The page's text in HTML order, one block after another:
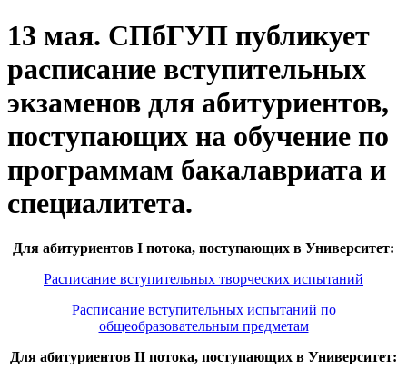
13 мая. СПбГУП публикует
расписание вступительных
экзаменов для абитуриентов,
поступающих на обучение по
программам бакалавриата и
специалитета.
Для абитуриентов I потока, поступающих в Университет:
Расписание вступительных творческих испытаний
Расписание вступительных испытаний по
общеобразовательным предметам
Для абитуриентов II потока, поступающих в Университет: